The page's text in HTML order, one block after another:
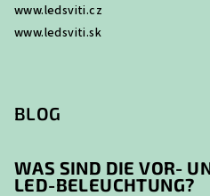
www.ledsviti.cz
www.ledsviti.sk
BLOG
WAS SIND DIE VOR-
LED-BELEUCHTUNG?